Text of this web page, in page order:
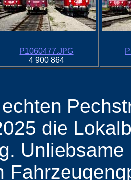
P1060477.JPG
4 900 864
die